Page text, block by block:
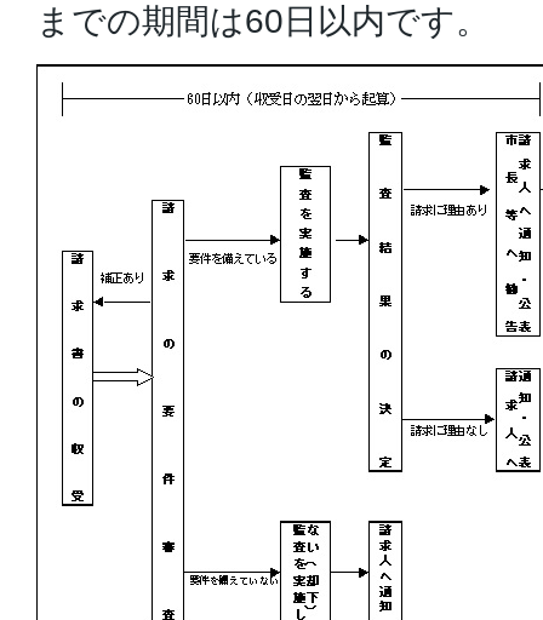
までの期間は60日以内です。